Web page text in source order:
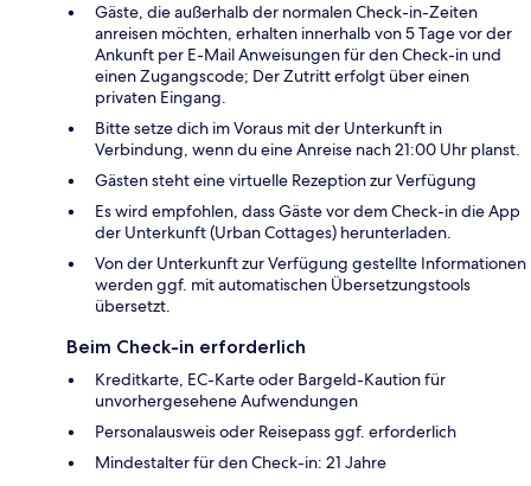
Gäste, die außerhalb der normalen Check-in-Zeiten
anreisen möchten, erhalten innerhalb von 5 Tage vor der
Ankunft per E-Mail Anweisungen für den Check-in und
einen Zugangscode; Der Zutritt erfolgt über einen
privaten Eingang.
Bitte setze dich im Voraus mit der Unterkunft in
Verbindung, wenn du eine Anreise nach 21:00 Uhr planst.
Gästen steht eine virtuelle Rezeption zur Verfügung
Es wird empfohlen, dass Gäste vor dem Check-in die App
der Unterkunft (Urban Cottages) herunterladen.
Von der Unterkunft zur Verfügung gestellte Informationen
werden ggf. mit automatischen Übersetzungstools
übersetzt.
Beim Check-in erforderlich
Kreditkarte, EC-Karte oder Bargeld-Kaution für
unvorhergesehene Aufwendungen
Personalausweis oder Reisepass ggf. erforderlich
Mindestalter für den Check-in: 21 Jahre